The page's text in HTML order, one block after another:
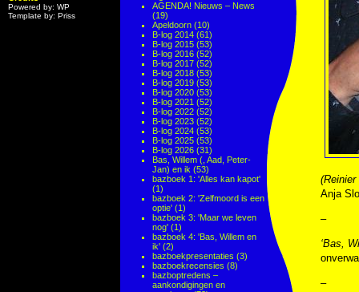
Powered by: WP
Template by: Priss
AGENDA! Nieuws – News
(19)
Apeldoorn (10)
B-log 2014 (61)
B-log 2015 (53)
B-log 2016 (52)
B-log 2017 (52)
B-log 2018 (53)
B-log 2019 (53)
B-log 2020 (53)
B-log 2021 (52)
B-log 2022 (52)
B-log 2023 (52)
B-log 2024 (53)
B-log 2025 (53)
B-log 2026 (31)
Bas, Willem (, Aad, Peter-
Jan) en ik (53)
bazboek 1: 'Alles kan kapot'
(1)
bazboek 2: 'Zelfmoord is een
optie' (1)
bazboek 3: 'Maar we leven
nog' (1)
bazboek 4: 'Bas, Willem en
ik' (2)
bazboekpresentaties (3)
bazboekrecensies (8)
bazboptredens –
aankondigingen en
Anja
–
‘Bas,
–